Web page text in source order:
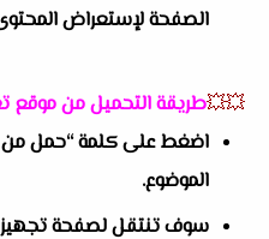
الصفحة لإستعراض
💥💥طريقة التحميل من موقع
اضغط على كلمة “حمل من
الموضوع.
سوف تنتقل لصفحة تجهيز